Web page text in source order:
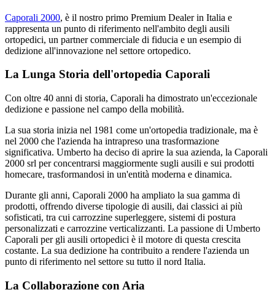
Caporali 2000, è il nostro primo Premium Dealer in Italia e
rappresenta un punto di riferimento nell'ambito degli ausili
ortopedici, un partner commerciale di fiducia e un esempio di
dedizione all'innovazione nel settore ortopedico.
La Lunga Storia dell'ortopedia Caporali
Con oltre 40 anni di storia, Caporali ha dimostrato un'eccezionale
dedizione e passione nel campo della mobilità.
La sua storia inizia nel 1981 come un'ortopedia tradizionale, ma è
nel 2000 che l'azienda ha intrapreso una trasformazione
significativa. Umberto ha deciso di aprire la sua azienda, la Caporali
2000 srl per concentrarsi maggiormente sugli ausili e sui prodotti
homecare, trasformandosi in un'entità moderna e dinamica.
Durante gli anni, Caporali 2000 ha ampliato la sua gamma di
prodotti, offrendo diverse tipologie di ausili, dai classici ai più
sofisticati, tra cui carrozzine superleggere, sistemi di postura
personalizzati e carrozzine verticalizzanti. La passione di Umberto
Caporali per gli ausili ortopedici è il motore di questa crescita
costante. La sua dedizione ha contribuito a rendere l'azienda un
punto di riferimento nel settore su tutto il nord Italia.
La Collaborazione con Aria